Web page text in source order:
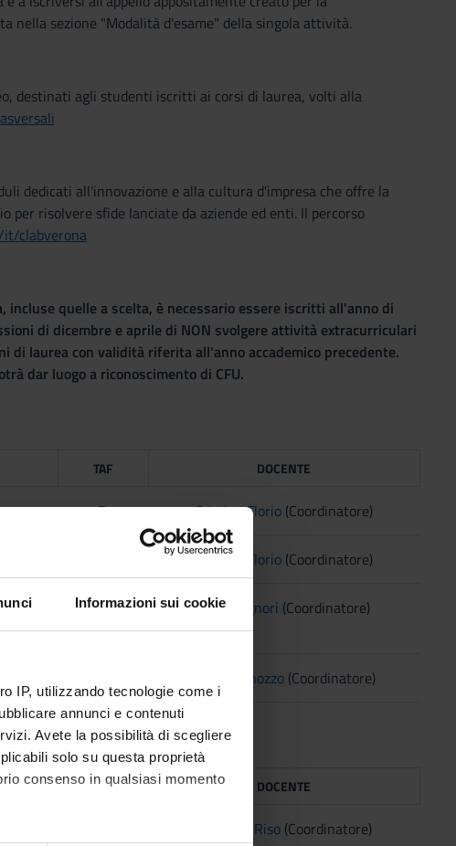
Informazioni sui cookie
IP, utilizzando tecnologie come i
annunci e contenuti
Avete la possibilità di scegliere
solo su questa proprietà
consenso in qualsiasi momento
nella sezione "Modalità d'esame" della singola attività.
destinati agli studenti iscritti ai corsi di laurea, volti alla
dedicati all'innovazione e alla cultura d'impresa che offre la
risolvere sfide lanciate da aziende ed enti. Il percorso
clabverona
quelle a scelta, è necessario essere iscritti all'anno di
di dicembre e aprile di NON svolgere attività extracurriculari
di laurea con validità riferita all'anno accademico precedente.
dar luogo a riconoscimento di CFU.
TAF DOCENTE
D Cristina Florio(Coordinatore)
Cristina Florio(Coordinatore)
D Paola Signori (Coordinatore)
Marco Minozzo (Coordinatore)
TAF DOCENTE
Vincenzo Riso (Coordinatore)